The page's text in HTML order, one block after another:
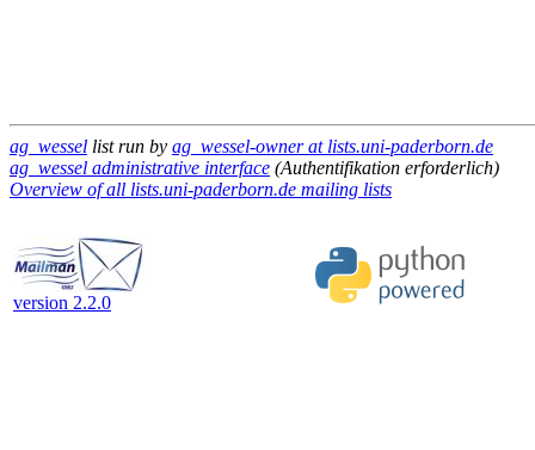
ag_wessel list run by ag_wessel-owner at lists.uni-paderborn.de
ag_wessel administrative interface (Authentifikation erforderlich)
Overview of all lists.uni-paderborn.de mailing lists
version 2.2.0